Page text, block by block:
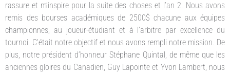
rassure et m’inspire pour la suite des choses et l’an 2. Nous avons
remis des bourses académiques de 2500$ chacune aux équipes
championnes, au joueur-étudiant et à l’arbitre par excellence du
tournoi. C’était notre objectif et nous avons rempli notre mission. De
plus, notre président d’honneur Stéphane Quintal, de même que les
anciennes gloires du Canadien, Guy Lapointe et Yvon Lambert, nous